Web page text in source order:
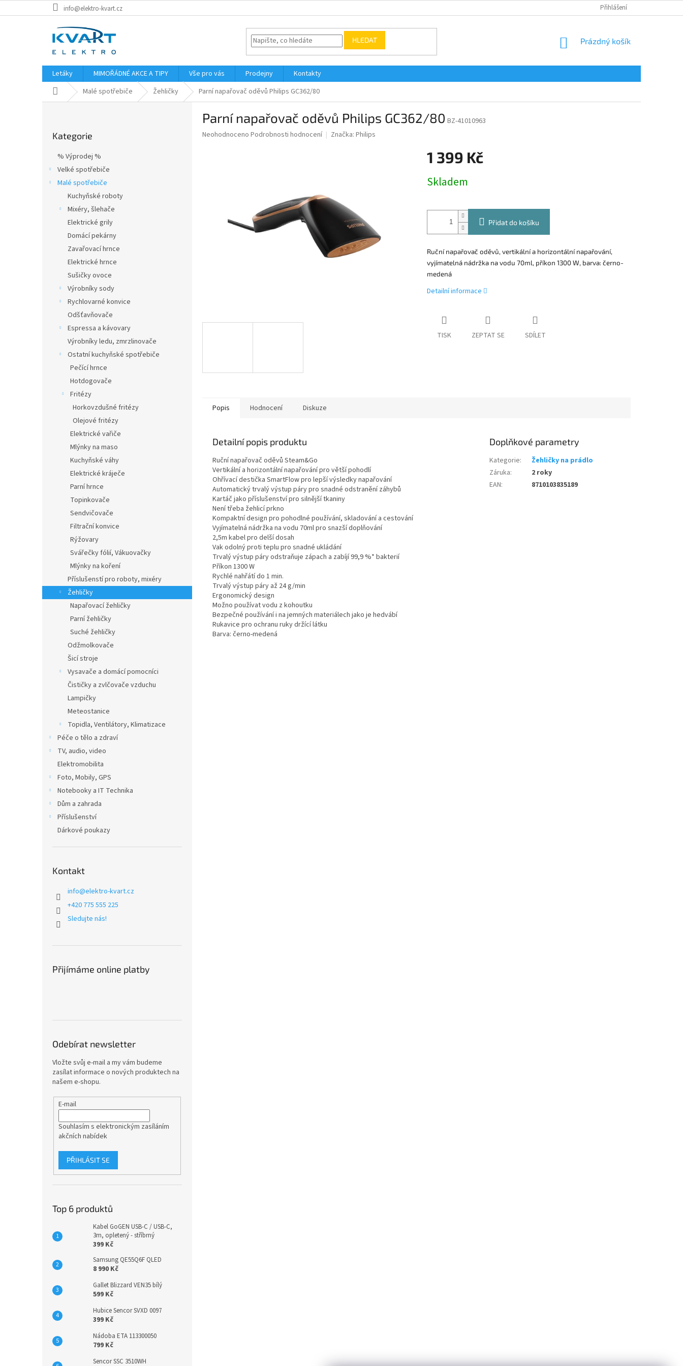
na
info@elektro-kvart.cz Přihlášení
HLEDAT
NÁKUPNÍ
Prázdný košík
Letáky MIMOŘÁDNÉ AKCE A TIPY Vše pro vás Prodejny
Kontakty
Domů Malé spotřebiče Žehličky Parní napařovač oděvů Philips GC362/80
kategorie
Kategorie
% Výprodej %
Velké spotřebiče
Malé spotřebiče
Kuchyňské roboty
Mixéry, šlehače
Elektrické grily
Domácí pekárny
Zavařovací hrnce
Elektrické hrnce
Sušičky ovoce
Výrobníky sody
Rychlovarné konvice
Odšťavňovače
Espressa a kávovary
Výrobníky ledu, zmrzlinovače
Ostatní kuchyňské spotřebiče
Pečící hrnce
Hotdogovače
Fritézy
Horkovzdušné fritézy
Olejové fritézy
Elektrické vařiče
Mlýnky na maso
Kuchyňské váhy
Elektrické kráječe
Parní hrnce
Topinkovače
Sendvičovače
Filtrační konvice
Rýžovary
Svářečky fólií, Vákuovačky
Mlýnky na koření
Příslušenstí pro roboty, mixéry
Žehličky
Napařovací žehličky
Parní žehličky
Suché žehličky
Odžmolkovače
Šicí stroje
Vysavače a domácí pomocníci
Čističky a zvlčovače vzduchu
Lampičky
Meteostanice
Topidla, Ventilátory, Klimatizace
Péče o tělo a zdraví
TV, audio, video
Elektromobilita
Foto, Mobily, GPS
Notebooky a IT Technika
Dům a zahrada
Příslušenství
Dárkové poukazy
Kontakt
info@elektro-kvart.cz
+420 775 555 225
Sledujte nás!
Přijímáme online platby
Odebírat newsletter
Vložte svůj e-mail a my vám budeme
zasílat informace o nových produktech na
našem e-shopu.
E-mail
Souhlasím s elektronickým zasíláním
akčních nabídek
PŘIHLÁSIT SE
Top 6 produktů
Kabel GoGEN USB-C / USB-C,
3m, opletený - stříbrný
399 Kč
Samsung QE55Q6F QLED
8 990 Kč
Gallet Blizzard VEN35 bílý
599 Kč
Hubice Sencor SVXD 0097
399 Kč
Nádoba ETA 113300050
799 Kč
Sencor SSC 3510WH
Parní napařovač oděvů Philips GC362/80 BZ-41010963
Průměrné
Neohodnoceno Podrobnosti hodnocení Značka: Philips
1 399 Kč
cena:
Skladem
Přidat do košíku
Ruční napařovač oděvů, vertikální a horizontální napařování,
vyjímatelná nádržka na vodu 70ml, příkon 1300 W, barva: černo-
medená
Detailní informace
TISK ZEPTAT SE SDÍLET
Popis Hodnocení Diskuze
Detailní popis produktu
Ruční napařovač oděvů Steam&Go
Vertikální a horizontální napařování pro větší pohodlí
Ohřívací destička SmartFlow pro lepší výsledky napařování
Automatický trvalý výstup páry pro snadné odstranění záhybů
Kartáč jako příslušenství pro silnější tkaniny
Není třeba žehlicí prkno
Kompaktní design pro pohodlné používání, skladování a cestování
Vyjímatelná nádržka na vodu 70ml pro snazší doplňování
2,5m kabel pro delší dosah
Vak odolný proti teplu pro snadné ukládání
Trvalý výstup páry odstraňuje zápach a zabíjí 99,9 %* bakterií
Příkon 1300 W
Rychlé nahřátí do 1 min.
Trvalý výstup páry až 24 g/min
Ergonomický design
Možno používat vodu z kohoutku
Bezpečné používání i na jemných materiálech jako je hedvábí
Rukavice pro ochranu ruky držící látku
Barva: černo-medená
Doplňkové parametry
Kategorie:
Žehličky na prádlo
Záruka:
2 roky
EAN: 8710103835189